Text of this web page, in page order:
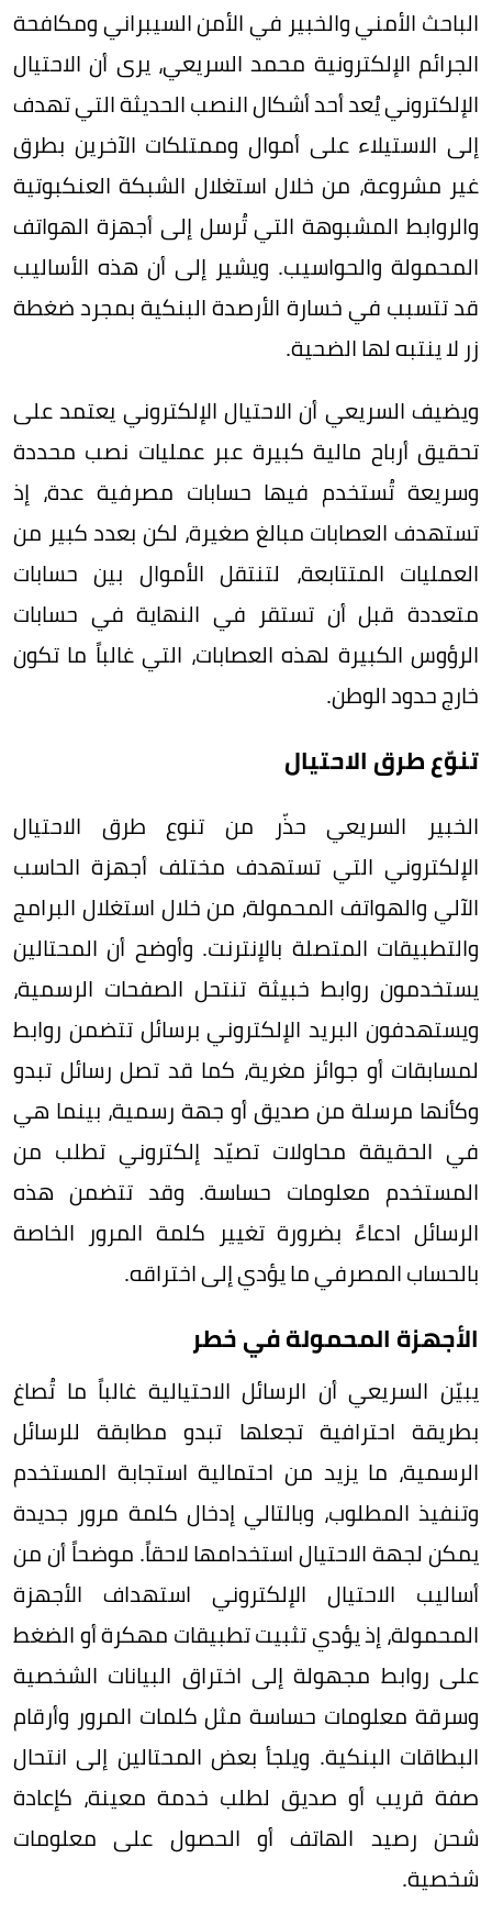
الباحث الأمني والخبير في الأمن السيبراني ومكافحة
الجرائم الإلكترونية محمد السريعي، يرى أن الاحتيال
الإلكتروني يُعد أحد أشكال النصب الحديثة التي تهدف
إلى الاستيلاء على أموال وممتلكات الآخرين بطرق
غير مشروعة، من خلال استغلال الشبكة العنكبوتية
والروابط المشبوهة التي تُرسل إلى أجهزة الهواتف
المحمولة والحواسيب. ويشير إلى أن هذه الأساليب
قد تتسبب في خسارة الأرصدة البنكية بمجرد ضغطة
زر لا ينتبه لها الضحية.
ويضيف السريعي أن الاحتيال الإلكتروني يعتمد على
تحقيق أرباح مالية كبيرة عبر عمليات نصب محددة
وسريعة تُستخدم فيها حسابات مصرفية عدة، إذ
تستهدف العصابات مبالغ صغيرة، لكن بعدد كبير من
العمليات المتتابعة، لتنتقل الأموال بين حسابات
متعددة قبل أن تستقر في النهاية في حسابات
الرؤوس الكبيرة لهذه العصابات، التي غالباً ما تكون
خارج حدود الوطن.
تنوّع طرق الاحتيال
الخبير السريعي حذّر من تنوع طرق الاحتيال
الإلكتروني التي تستهدف مختلف أجهزة الحاسب
الآلي والهواتف المحمولة، من خلال استغلال البرامج
والتطبيقات المتصلة بالإنترنت. وأوضح أن المحتالين
يستخدمون روابط خبيثة تنتحل الصفحات الرسمية،
ويستهدفون البريد الإلكتروني برسائل تتضمن روابط
لمسابقات أو جوائز مغرية، كما قد تصل رسائل تبدو
وكأنها مرسلة من صديق أو جهة رسمية، بينما هي
في الحقيقة محاولات تصيّد إلكتروني تطلب من
المستخدم معلومات حساسة. وقد تتضمن هذه
الرسائل ادعاءً بضرورة تغيير كلمة المرور الخاصة
بالحساب المصرفي ما يؤدي إلى اختراقه.
الأجهزة المحمولة في خطر
يبيّن السريعي أن الرسائل الاحتيالية غالباً ما تُصاغ
بطريقة احترافية تجعلها تبدو مطابقة للرسائل
الرسمية، ما يزيد من احتمالية استجابة المستخدم
وتنفيذ المطلوب، وبالتالي إدخال كلمة مرور جديدة
يمكن لجهة الاحتيال استخدامها لاحقاً. موضحاً أن من
أساليب الاحتيال الإلكتروني استهداف الأجهزة
المحمولة، إذ يؤدي تثبيت تطبيقات مهكرة أو الضغط
على روابط مجهولة إلى اختراق البيانات الشخصية
وسرقة معلومات حساسة مثل كلمات المرور وأرقام
البطاقات البنكية. ويلجأ بعض المحتالين إلى انتحال
صفة قريب أو صديق لطلب خدمة معينة، كإعادة
شحن رصيد الهاتف أو الحصول على معلومات
شخصية.